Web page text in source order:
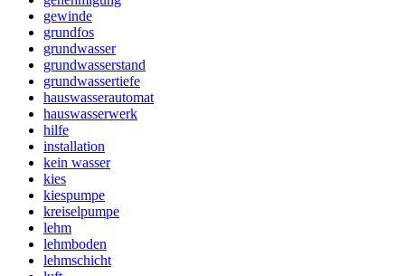
gewinde
grundfos
grundwasser
grundwasserstand
grundwassertiefe
hauswasserautomat
hauswasserwerk
hilfe
installation
kein wasser
kies
kiespumpe
kreiselpumpe
lehm
lehmboden
lehmschicht